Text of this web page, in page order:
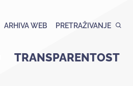
ARHIVA WEB PRETRAŽIVANJE
TRANSPARENTOST